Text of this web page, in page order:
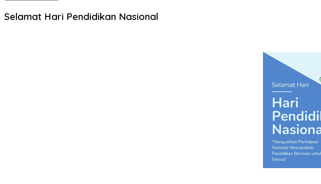
Selamat Hari Pendidikan Nasional